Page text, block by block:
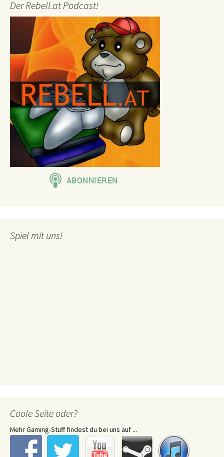
Der Rebell.at Podcast!
Spiel mit uns!
Coole Seite oder?
Mehr Gaming-Stuff findest du bei uns auf ...